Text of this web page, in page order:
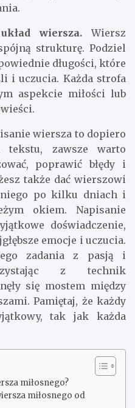
wiersza.Wiersz
strukturę. Podziel
długości, które
i uczucia. Każda strofa
aspekcie miłości lub
wiersza to dopiero
tekstu, zawsze warto
poprawić błędy i
także dać wierszowi
po kilku dniach i
okiem. Napisanie
doświadczenie,
emocje i uczucia.
zadania z pasją i
z technik
się mostem między
Pamiętaj, że każdy
tak jak każda
miłosnego?
miłosnego od